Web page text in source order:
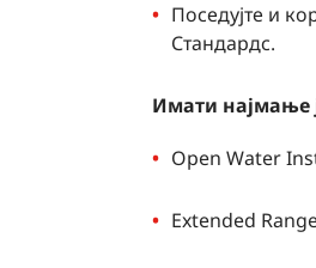
Поседујте и
Стандардс.
Имати најмање
Open Water
Extended